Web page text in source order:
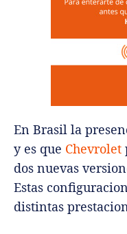
En Brasil la
y es que Chevrolet
dos nuevas
Estas
distintas